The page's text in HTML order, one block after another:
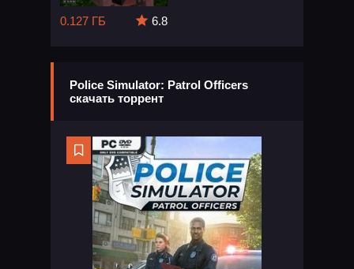
0.127 ГБ
6.8
Police Simulator: Patrol Officers
скачать торрент